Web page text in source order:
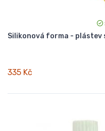
Silikonová forma - plástev
335 Kč